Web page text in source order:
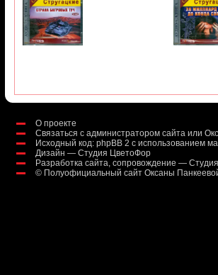
О проекте
Связаться с администратором сайта или
Исходный код: phpBB 2 с использованием
Дизайн — Студия ЦветоФор
Разработка сайта, сопровождение —
© Полуофициальный сайт Оксаны